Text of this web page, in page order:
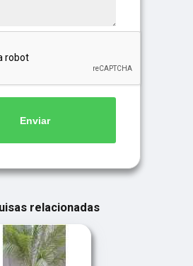
Enviar
relacionadas